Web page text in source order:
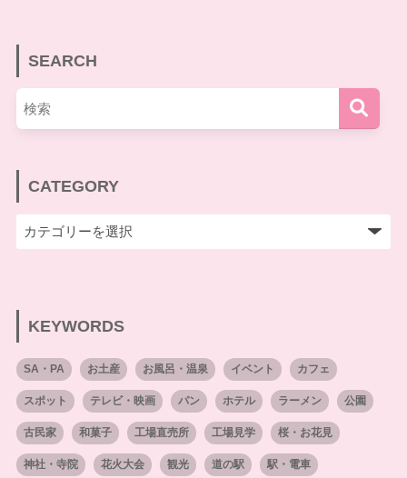
SEARCH
CATEGORY
KEYWORDS
SA・PA お土産 お風呂・温泉 イベント カフェ
スポット テレビ・映画 パン ホテル ラーメン 公園
古民家 和菓子 工場直売所 工場見学 桜・お花見
神社・寺院 花火大会 観光 道の駅 駅・電車